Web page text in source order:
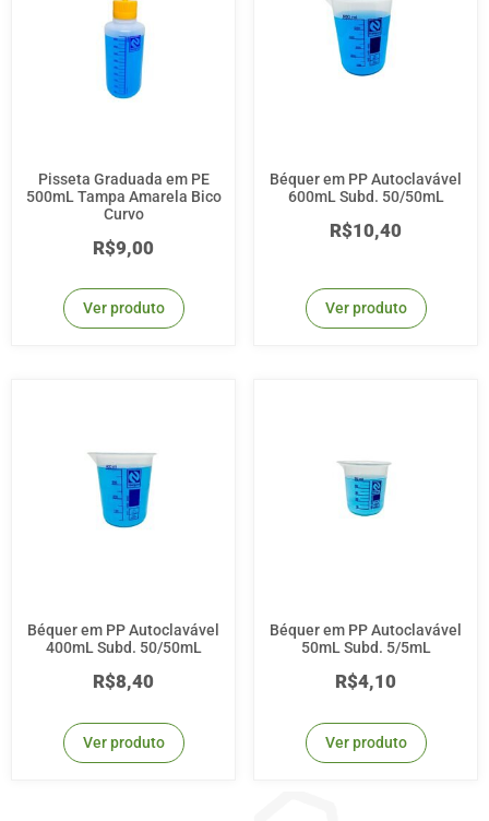
Pisseta Graduada em PE
500mL Tampa Amarela Bico
Curvo
R$9,00
Ver produto
Béquer em PP Autoclavável
600mL Subd. 50/50mL
R$10,40
Ver produto
Béquer em PP Autoclavável
400mL Subd. 50/50mL
R$8,40
Ver produto
Béquer em PP Autoclavável
50mL Subd. 5/5mL
R$4,10
Ver produto